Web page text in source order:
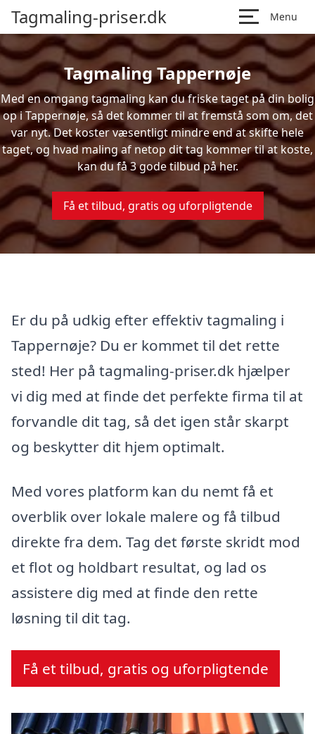
Tagmaling-priser.dk Menu
Tagmaling Tappernøje
Med en omgang tagmaling kan du friske taget på din bolig
op i Tappernøje, så det kommer til at fremstå som om, det
var nyt. Det koster væsentligt mindre end at skifte hele
taget, og hvad maling af netop dit tag kommer til at koste,
kan du få 3 gode tilbud på her.
Få et tilbud, gratis og uforpligtende
Er du på udkig efter effektiv tagmaling i
Tappernøje? Du er kommet til det rette
sted! Her på tagmaling-priser.dk hjælper
vi dig med at finde det perfekte firma til at
forvandle dit tag, så det igen står skarpt
og beskytter dit hjem optimalt.
Med vores platform kan du nemt få et
overblik over lokale malere og få tilbud
direkte fra dem. Tag det første skridt mod
et flot og holdbart resultat, og lad os
assistere dig med at finde den rette
løsning til dit tag.
Få et tilbud, gratis og uforpligtende